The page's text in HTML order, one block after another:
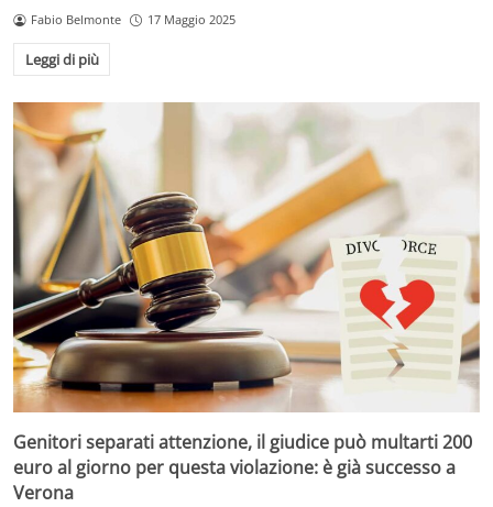
Fabio Belmonte 17 Maggio 2025
Leggi di più
Genitori separati attenzione, il giudice può multarti 200
euro al giorno per questa violazione: è già successo a
Verona